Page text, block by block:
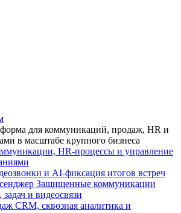
для коммуникаций, продаж, HR и
в масштабе крупного бизнеса
HR-процессы и управление
и AI-фиксация итогов встреч
Защищенные коммуникации
и видеосвязи
CRM, сквозная аналитика и